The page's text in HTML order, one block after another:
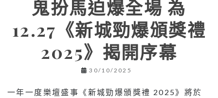
鬼扮馬迫爆全場 為
12.27《新城勁爆頒獎禮
2025》揭開序幕
30/10/2025
一年一度樂壇盛事《新城勁爆頒獎禮 2025》將於